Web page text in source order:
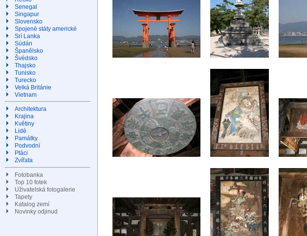
Senegal
Singapur
Slovensko
Spojené státy americké
Srí Lanka
Súdán
Španělsko
Švédsko
Thajsko
Tunisko
Turecko
Velká Británie
Vietnam
Architektura
Krajina
Květiny
Lidé
Památky
Podvodní
Ptáci
Zvířata
Fotobanka
Top 10 fotek
Uživatelská fotogalerie
Tapety
Katalog zemí
Novinky odjinud